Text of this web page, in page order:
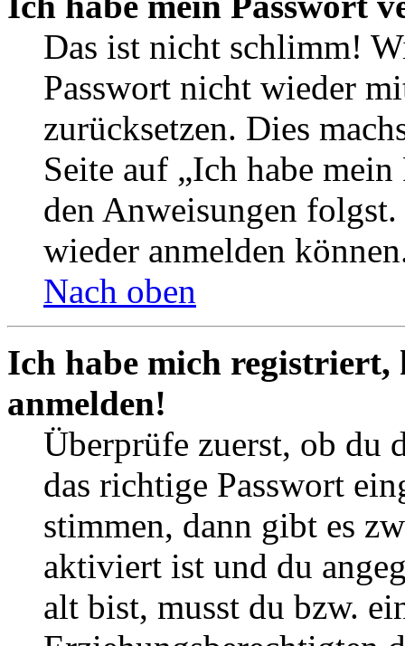
Das ist nicht schlimm!
Passwort nicht wieder
zurücksetzen. Dies
Seite auf „Ich habe
den Anweisungen
wieder anmelden
Nach oben
Ich habe mich
anmelden!
Überprüfe zuerst, ob du
das richtige Passwort
stimmen, dann gibt es
aktiviert ist und du
alt bist, musst du bzw.